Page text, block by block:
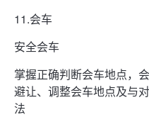
11.会车
安全会车
掌握正确判断会车地点，
避让、调整会车地点及与
法